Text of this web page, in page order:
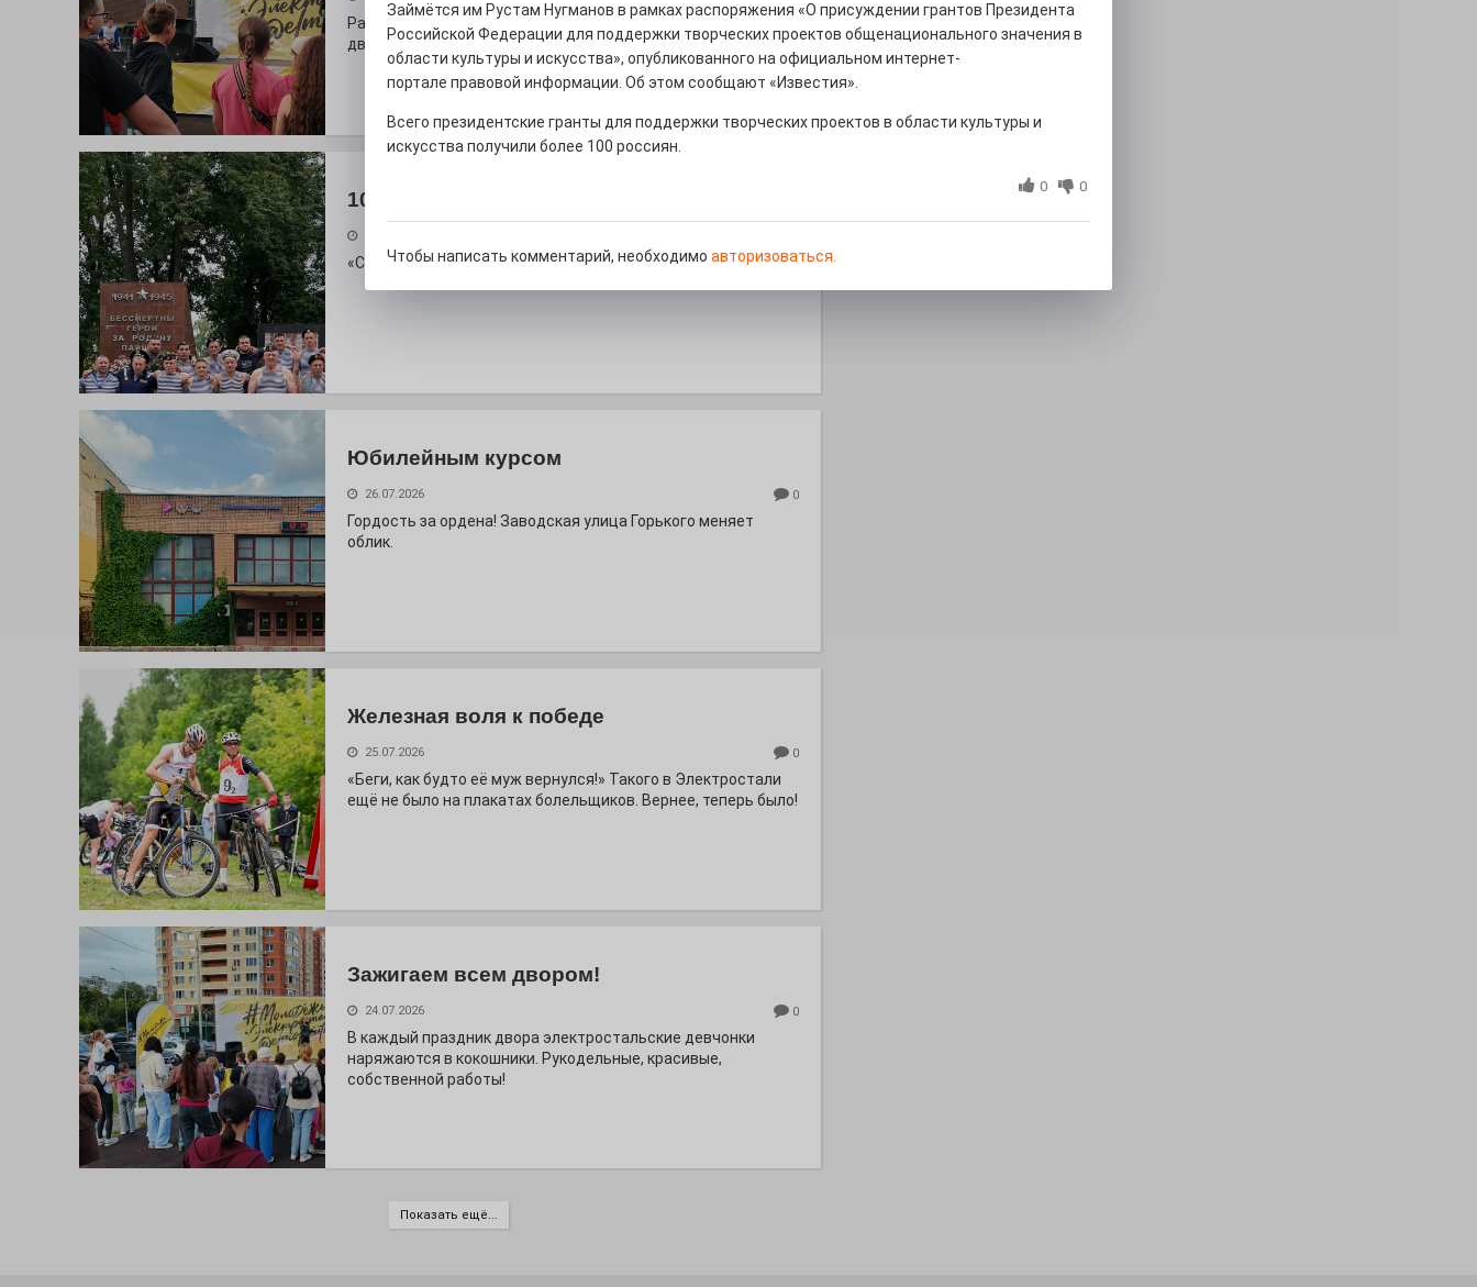
Радость в квадрате! На этой неделе электростальцев
дважды порадует проект «Районы-кварталы».
100 футов под килем!
«С ними дядька Черномор»
Юбилейным курсом
26.07.2026 0
Гордость за ордена! Заводская улица Горького меняет
облик.
Железная воля к победе
25.07.2026 0
«Беги, как будто её муж вернулся!» Такого в Электростали
ещё не было на плакатах болельщиков. Вернее, теперь было!
Зажигаем всем двором!
24.07.2026 0
В каждый праздник двора электростальские девчонки
наряжаются в кокошники. Рукодельные, красивые,
собственной работы!
Показать ещё...
Займётся им Рустам Нугманов в рамках распоряжения «О присуждении грантов Президента
Российской Федерации для поддержки творческих проектов общенационального значения в
области культуры и искусства», опубликованного на официальном интернет-
портале правовой информации. Об этом сообщают «Известия».
Всего президентские гранты для поддержки творческих проектов в области культуры и
искусства получили более 100 россиян.
0 0
Чтобы написать комментарий, необходимо авторизоваться.